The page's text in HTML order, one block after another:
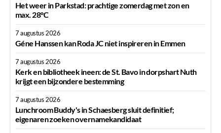
Het weer in Parkstad: prachtige zomerdag met zon en
max. 28°C
7 augustus 2026
Géne Hanssen kan Roda JC niet inspireren in Emmen
7 augustus 2026
Kerk en bibliotheek ineen: de St. Bavo in dorpshart Nuth
krijgt een bijzondere bestemming
7 augustus 2026
Lunchroom Buddy's in Schaesberg sluit definitief;
eigenaren zoeken overnamekandidaat